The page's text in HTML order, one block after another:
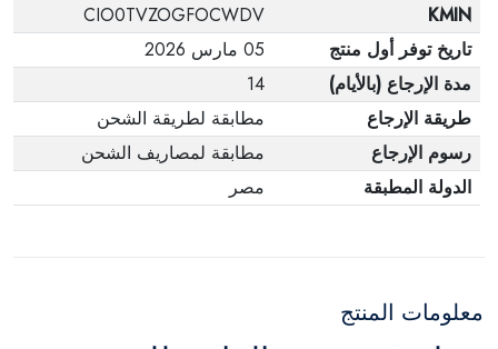
KMIN
CIO0TVZOGFOCWDV
تاريخ توفر أول منتج
05 مارس 2026
مدة الإرجاع (بالأيام)
14
طريقة الإرجاع
مطابقة لطريقة الشحن
رسوم الإرجاع
مطابقة لمصاريف الشحن
الدولة المطبقة
مصر
معلومات المنتج